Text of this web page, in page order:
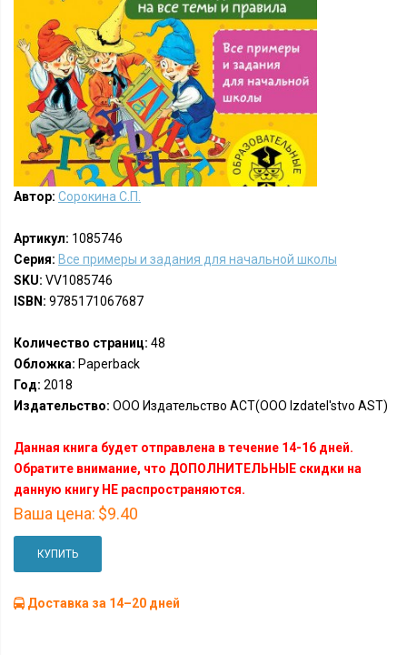
Автор: Сорокина С.П.
Артикул: 1085746
Серия: Все примеры и задания для начальной школы
SKU: VV1085746
ISBN: 9785171067687
Количество страниц: 48
Обложка: Paperback
Год: 2018
Издательство: ООО Издательство АСТ(OOO Izdatel'stvo AST)
Данная книга будет отправлена в течение 14-16 дней.
Обратите внимание, что ДОПОЛНИТЕЛЬНЫЕ скидки на
данную книгу НЕ распространяются.
Ваша цена: $9.40
КУПИТЬ
Доставка за 14–20 дней